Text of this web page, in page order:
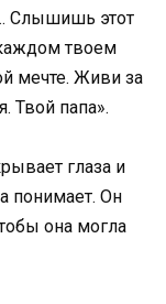
Слышишь этот
твоем
мечте. Живи за
Твой папа».
глаза и
понимает. Он
она могла